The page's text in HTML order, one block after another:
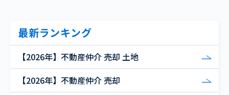
最新ランキング
【2026年】不動産仲介 売却 土地
【2026年】不動産仲介 売却